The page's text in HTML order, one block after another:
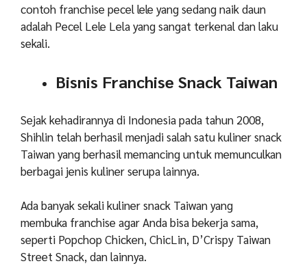
contoh franchise pecel lele yang sedang naik daun
adalah Pecel Lele Lela yang sangat terkenal dan laku
sekali.
Bisnis Franchise Snack Taiwan
Sejak kehadirannya di Indonesia pada tahun 2008,
Shihlin telah berhasil menjadi salah satu kuliner snack
Taiwan yang berhasil memancing untuk memunculkan
berbagai jenis kuliner serupa lainnya.
Ada banyak sekali kuliner snack Taiwan yang
membuka franchise agar Anda bisa bekerja sama,
seperti Popchop Chicken, ChicLin, D’Crispy Taiwan
Street Snack, dan lainnya.